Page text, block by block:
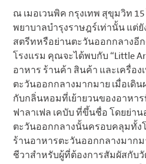
ณ เมอเวนพิค กรุงเทพ สุขุมวิท
พยาบาลบำรุงราษฎร์เท่านั้น แต่
สตรีทหรือย่านตะวันออกกลางอี
โรงแรม คุณจะได้พบกับ “Little
อาหาร ร้านค้า สินค้า และเครื่อง
ตะวันออกกลางมากมาย เมื่อเดิ
กับกลิ่นหอมที่เย้ายวนของอาหา
ฟาลาเฟล เคบับ ที่ขึ้นชื่อ โดยย่า
ตะวันออกกลางนั้นครอบคลุมทั้ง
ร้านอาหารตะวันออกกลางมาก
ชีวาสำหรับผู้ที่ต้องการสัมผัสกับ